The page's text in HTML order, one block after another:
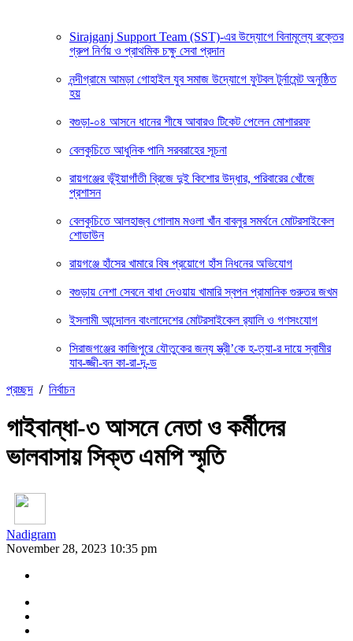
Sirajganj Support Team (SST)-এর উদ্যোগে বিনামূল্যে রক্তের
গ্রুপ নির্ণয় ও প্রাথমিক চক্ষু সেবা প্রদান
নন্দীগ্রামে আমড়া গোহাইল যুব সমাজ উদ্যোগে ফুটবল টুর্নামেন্ট অনুষ্ঠিত
হয়
বগুড়া-০৪ আসনে ধানের শীষে আবারও টিকেট পেলেন মোশাররফ
বেলকুচিতে আধুনিক পানি সরবরাহের সূচনা
রায়গঞ্জের ভূঁইয়াগাঁতী ব্রিজে দুই কিশোর উদ্ধার, পরিবারের খোঁজে
প্রশাসন
বেলকুচিতে আলহাজ্ব গোলাম মওলা খাঁন বাবলুর সমর্থনে মোটরসাইকেল
শোডাউন
রায়গঞ্জে হাঁসের খামারে বিষ প্রয়োগে হাঁস নিধনের অভিযোগ
বগুড়ায় নেশা সেবনে বাধা দেওয়ায় খামারি স্বপন প্রামানিক গুরুতর জখম
ইসলামী আন্দোলন বাংলাদেশের মোটরসাইকেল র‍্যালি ও গণসংযোগ
সিরাজগঞ্জের কাজিপুরে যৌতুকের জন্য স্ত্রী’কে হ-ত্যা-র দায়ে স্বামীর
যাব-জ্জী-বন কা-রা-দ-ন্ড
প্রচ্ছদ / নির্বাচন
গাইবান্ধা-৩ আসনে নেতা ও কর্মীদের
ভালবাসায় সিক্ত এমপি স্মৃতি
Nadigram
November 28, 2023 10:35 pm